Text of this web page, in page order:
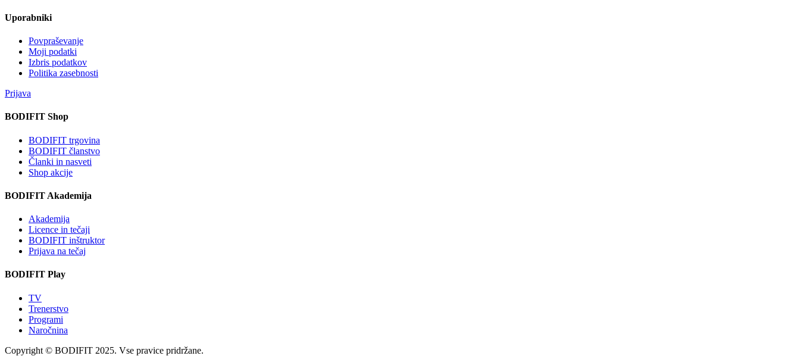
Uporabniki
Povpraševanje
Moji podatki
Izbris podatkov
Politika zasebnosti
Prijava
BODIFIT Shop
BODIFIT trgovina
BODIFIT članstvo
Članki in nasveti
Shop akcije
BODIFIT Akademija
Akademija
Licence in tečaji
BODIFIT inštruktor
Prijava na tečaj
BODIFIT Play
TV
Trenerstvo
Programi
Naročnina
Copyright © BODIFIT 2025. Vse pravice pridržane.